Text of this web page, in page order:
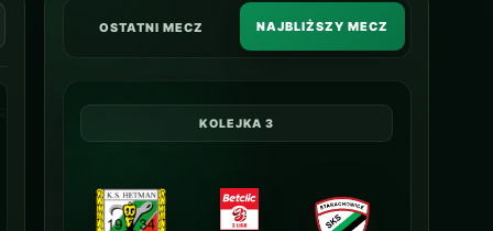
OSTATNI MECZ NAJBLIŻSZY MECZ
KOLEJKA 3